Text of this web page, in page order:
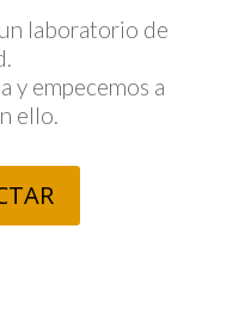
laboratorio de
y empecemos a
ello.